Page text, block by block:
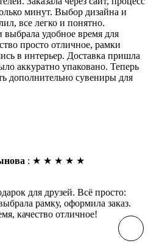
минут. Выбор дизайна и
все легко и понятно.
выбрала удобное время для
просто отличное, рамки
в интерьер. Доставка пришла
аккуратно упаковано. Теперь
дополнительно сувениры для
: ★ ★ ★ ★ ★
для друзей. Всё просто:
рамку, оформила заказ.
качество отличное!